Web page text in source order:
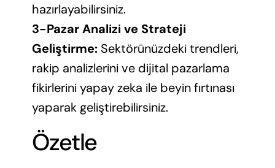
hazırlayabilirsiniz.
3-Pazar Analizi ve Strateji
Geliştirme: Sektörünüzdeki trendleri,
rakip analizlerini ve dijital pazarlama
fikirlerini yapay zeka ile beyin fırtınası
yaparak geliştirebilirsiniz.
Özetle